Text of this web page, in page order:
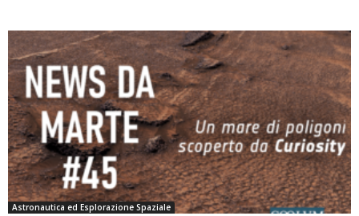
Astronautica ed Esplorazione Spaziale